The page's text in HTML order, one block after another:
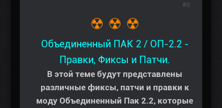
☢ ☢ ☢
Объединенный ПАК 2 / ОП-2.2 -
Правки, Фиксы и Патчи.
В этой теме будут представлены
различные фиксы, патчи и правки к
моду Объединенный Пак 2.2, которые
#0